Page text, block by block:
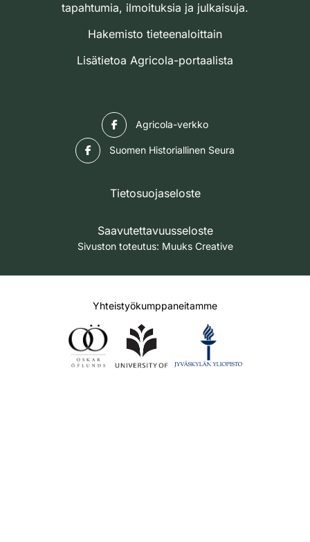
tapahtumia, ilmoituksia ja julkaisuja.
Hakemisto tieteenaloittain
Lisätietoa Agricola-portaalista
Agricola-verkko
Suomen Historiallinen Seura
Tietosuojaseloste
Saavutettavuusseloste
Sivuston toteutus: Muuks Creative
Yhteistyökumppaneitamme